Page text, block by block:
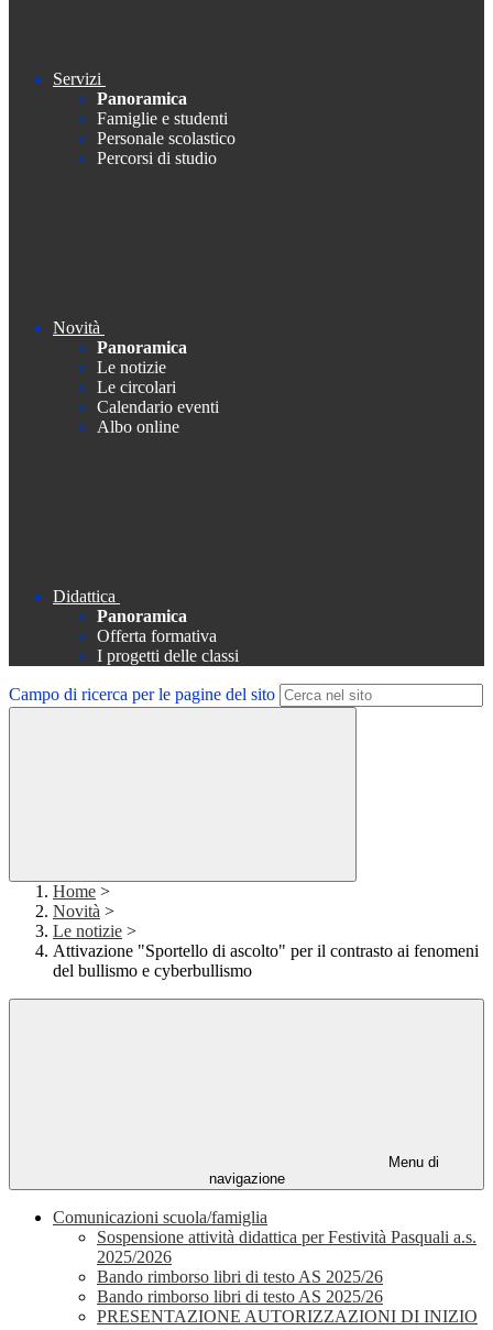
Servizi
Panoramica
Famiglie e studenti
Personale scolastico
Percorsi di studio
Novità
Panoramica
Le notizie
Le circolari
Calendario eventi
Albo online
Didattica
Panoramica
Offerta formativa
I progetti delle classi
Campo di ricerca per le pagine del sito
Home >
Novità >
Le notizie >
Attivazione "Sportello di ascolto" per il contrasto ai fenomeni
del bullismo e cyberbullismo
Menu di
navigazione
Comunicazioni scuola/famiglia
Sospensione attività didattica per Festività Pasquali a.s.
2025/2026
Bando rimborso libri di testo AS 2025/26
Bando rimborso libri di testo AS 2025/26
PRESENTAZIONE AUTORIZZAZIONI DI INIZIO